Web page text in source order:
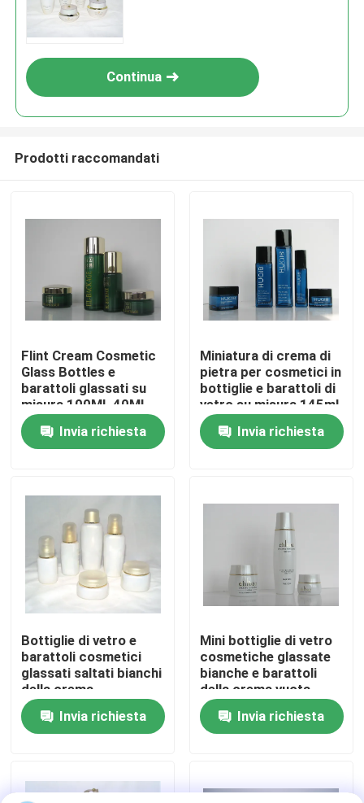
Prodotti
Su di noi
Controllo della qualità
Contattaci
Chiedi un preventivo
Bottiglie di vetro vuote
Bottiglie di vetro del profumo
Continua
Prodotti raccomandati
Flint Cream Cosmetic
Glass Bottles e
barattoli glassati su
misura 100ML 40ML
Invia richiesta
Miniatura di crema di
pietra per cosmetici in
bottiglie e barattoli di
vetro su misura 145ml
Invia richiesta
Bottiglie di vetro e
barattoli cosmetici
glassati saltati bianchi
della crema
Invia richiesta
Mini bottiglie di vetro
cosmetiche glassate
bianche e barattoli
della crema vuota
50ml
Invia richiesta